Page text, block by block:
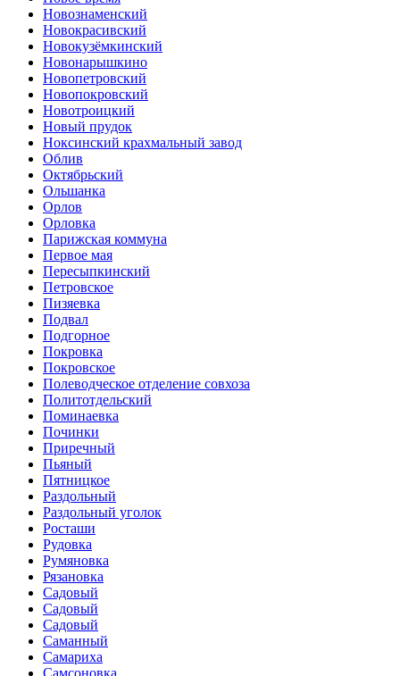
Новознаменский
Новокрасивский
Новокузёмкинский
Новонарышкино
Новопетровский
Новопокровский
Новотроицкий
Новый прудок
Ноксинский крахмальный завод
Облив
Октябрьский
Ольшанка
Орлов
Орловка
Парижская коммуна
Первое мая
Пересыпкинский
Петровское
Пизяевка
Подвал
Подгорное
Покровка
Покровское
Полеводческое отделение совхоза
Политотдельский
Поминаевка
Починки
Приречный
Пьяный
Пятницкое
Раздольный
Раздольный уголок
Росташи
Рудовка
Румяновка
Рязановка
Садовый
Садовый
Садовый
Саманный
Самариха
Самсоновка